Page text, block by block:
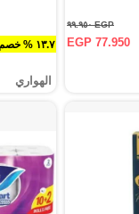
EGP ٩٩.٩٥٠
EGP 77.950 ١٣.٧ % خصم
الهواري